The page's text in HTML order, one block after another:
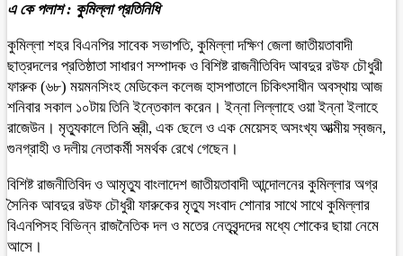
এ কে পলাশ : কুমিল্লা প্রতিনিধি
কুমিল্লা শহর বিএনপির সাবেক সভাপতি, কুমিল্লা দক্ষিণ জেলা জাতীয়তাবাদী
ছাত্রদলের প্রতিষ্ঠাতা সাধারণ সম্পাদক ও বিশিষ্ট রাজনীতিবিদ আবদুর রউফ চৌধুরী
ফারুক (৬৮) ময়মনসিংহ মেডিকেল কলেজ হাসপাতালে চিকিৎসাধীন অবস্থায় আজ
শনিবার সকাল ১০টায় তিনি ইন্তেকাল করেন। ইন্না লিল্লাহে ওয়া ইন্না ইলাহে
রাজেউন। মৃত্যুকালে তিনি স্ত্রী, এক ছেলে ও এক মেয়েসহ অসংখ্য আত্মীয় স্বজন,
গুনগ্রাহী ও দলীয় নেতাকর্মী সমর্থক রেখে গেছেন।
বিশিষ্ট রাজনীতিবিদ ও আমৃত্যু বাংলাদেশ জাতীয়তাবাদী আন্দোলনের কুমিল্লার অগ্র
সৈনিক আবদুর রউফ চৌধুরী ফারুকের মৃত্যু সংবাদ শোনার সাথে সাথে কুমিল্লার
বিএনপিসহ বিভিন্ন রাজনৈতিক দল ও মতের নেতৃবৃন্দদের মধ্যে শোকের ছায়া নেমে
আসে।